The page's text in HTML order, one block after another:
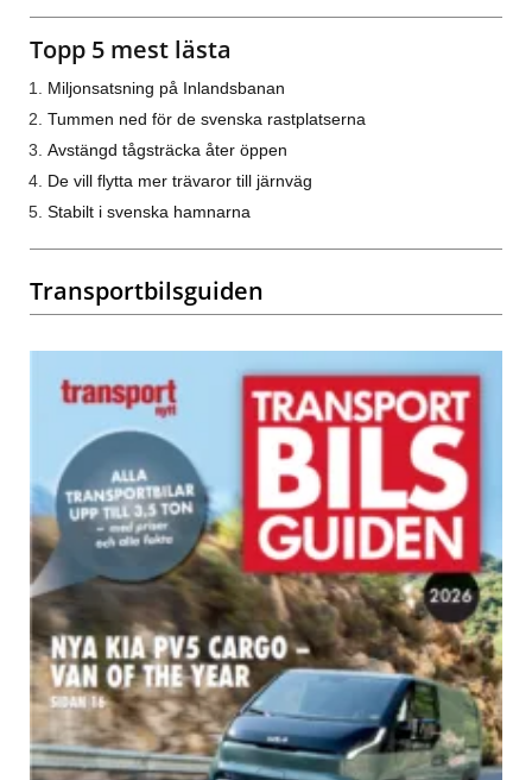
Topp 5 mest lästa
Miljonsatsning på Inlandsbanan
Tummen ned för de svenska rastplatserna
Avstängd tågsträcka åter öppen
De vill flytta mer trävaror till järnväg
Stabilt i svenska hamnarna
Transportbilsguiden